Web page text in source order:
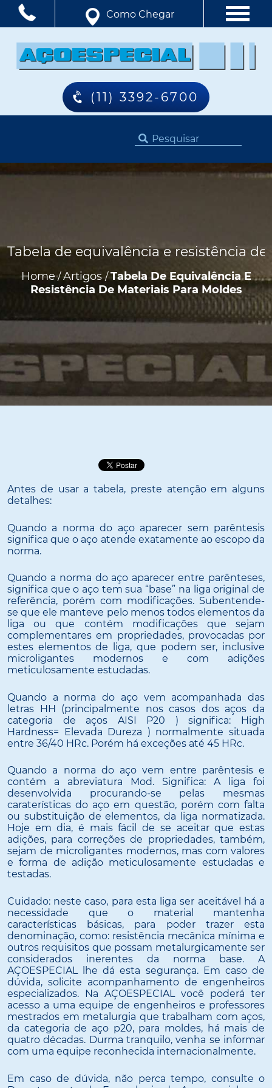
Como Chegar
(11) 3392-6700
Home/Artigos /Tabela De Equivalência E
Resistência De Materiais Para Moldes
Tabela de equivalência e resistência
Antes de usar a tabela, preste atenção em alguns
detalhes:
Quando a norma do aço aparecer sem parêntesis
significa que o aço atende exatamente ao escopo da
norma.
Quando a norma do aço aparecerentre parênteses,
significa que o aço tem sua “base” na liga original de
referência, porém com modificações. Subentende-
se que ele manteve pelo menos todos elementos da
liga ou que contém modificações que sejam
complementares em propriedades, provocadas por
estes elementos de liga, que podem ser, inclusive
microligantes modernos e com adições
meticulosamente estudadas.
Quando a norma do aço vem acompanhada das
letras HH (principalmente nos casos dos aços da
categoria de aços AISI P20 ) significa: High
Hardness= Elevada Dureza ) normalmente situada
entre 36/40 HRc. Porém há exceções até 45 HRc.
Quando a norma do aço vem entre parêntesise
contém a abreviatura
Mod. Significa: A liga foi
desenvolvida procurando-se pelas mesmas
caraterísticas do aço em questão, porém com falta
ou substituição de elementos, da liga normatizada.
Hoje em dia, é mais fácil de se aceitar que estas
adições, para correções de propriedades, também,
sejam de microligantes modernos, mas com valores
e forma de adição meticulosamente estudadas e
testadas.
Cuidado: neste caso, para esta liga ser aceitável há a
necessidade que o material mantenha
características básicas, para poder trazer esta
denominação, como: resistência mecânica mínima e
outros requisitos que possam metalurgicamente ser
considerados inerentes da norma base. A
AÇOESPECIAL lhe dá esta segurança. Em caso de
dúvida, solicite acompanhamento de engenheiros
especializados. Na AÇOESPECIAL você poderá ter
acesso a uma equipe de engenheiros e professores
mestrados em metalurgia que trabalham com aços,
da categoria de aço p20, para moldes, há mais de
quatro décadas. Durma tranquilo, venha se informar
com uma equipe reconhecida internacionalmente.
Em caso de dúvida, não perca tempo, consulte o